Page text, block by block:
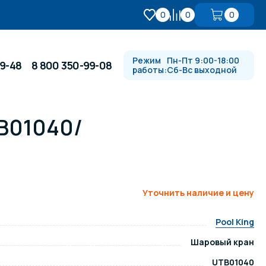
0 0 0
48 8 800 350-99-08
Режим
работы:
Пн-Пт 9:00-18:00
Сб-Вс выходной
Уточнить наличие и цену
Pool King
Шаровый кран
UTB01040